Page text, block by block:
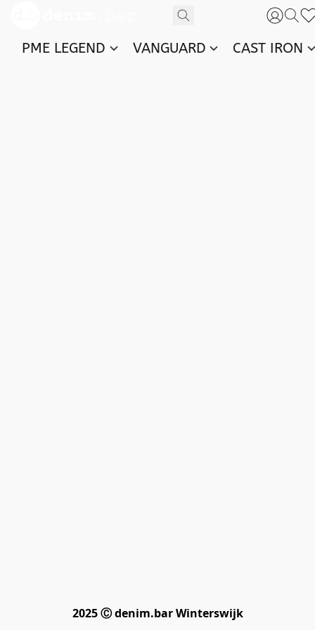
PME LEGEND VANGUARD CAST IRON
2025 Ⓒ denim.bar Winterswijk